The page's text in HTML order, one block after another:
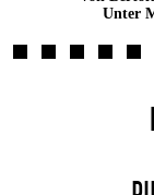
Unter